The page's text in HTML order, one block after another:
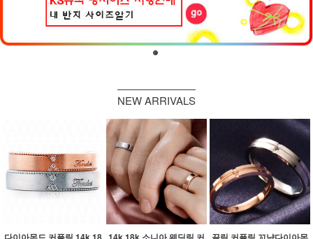
NEW ARRIVALS